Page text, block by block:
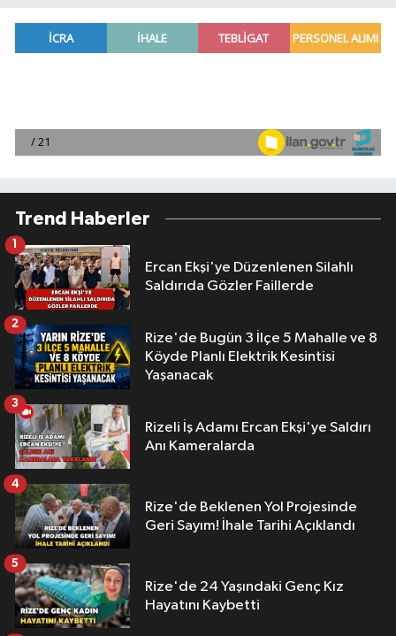
Trend Haberler
Ercan Ekşi'ye Düzenlenen Silahlı
Saldırıda Gözler Faillerde
1
Rize'de Bugün 3 İlçe 5 Mahalle ve 8
Köyde Planlı Elektrik Kesintisi
Yaşanacak
2
Rizeli İş Adamı Ercan Ekşi'ye Saldırı
Anı Kameralarda
3
Rize'de Beklenen Yol Projesinde
Geri Sayım! İhale Tarihi Açıklandı
4
Rize'de 24 Yaşındaki Genç Kız
Hayatını Kaybetti
5